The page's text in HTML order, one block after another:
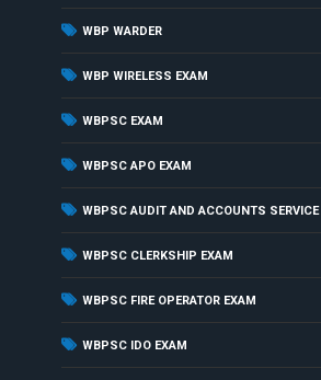
WBP WARDER
WBP WIRELESS EXAM
WBPSC EXAM
WBPSC APO EXAM
WBPSC AUDIT AND ACCOUNTS SERVICE
WBPSC CLERKSHIP EXAM
WBPSC FIRE OPERATOR EXAM
WBPSC IDO EXAM